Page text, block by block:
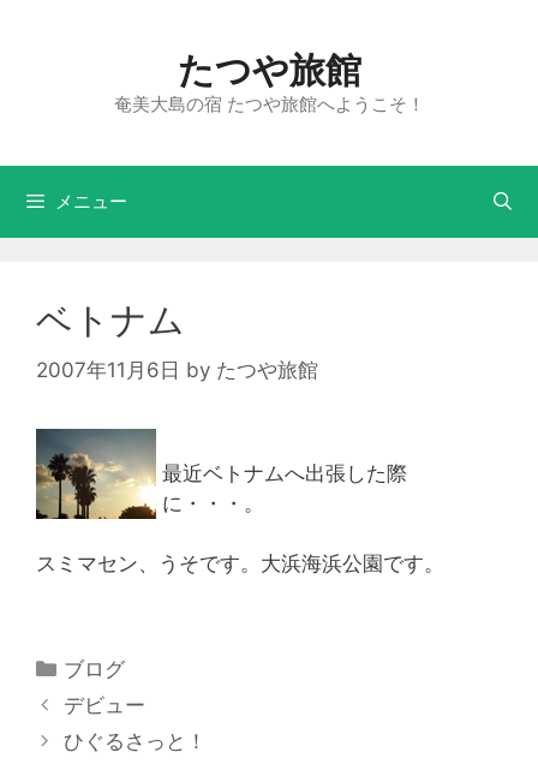
たつや旅館
奄美大島の宿 たつや旅館へようこそ！
メニュー
ベトナム
2007年11月6日 by たつや旅館
最近ベトナムへ出張した際
に・・・。
スミマセン、うそです。大浜海浜公園です。
ブログ
デビュー
ひぐるさっと！